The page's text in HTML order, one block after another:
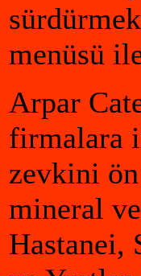
menüsü
Arpar
firmalara
zevkini
mineral
Hastanei,